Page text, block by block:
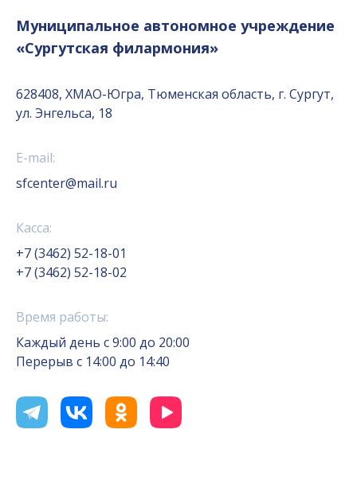
Муниципальное автономное учреждение
«Сургутская филармония»
628408, ХМАО-Югра, Тюменская область, г. Сургут,
ул. Энгельса, 18
E-mail:
sfcenter@mail.ru
Касса:
+7 (3462) 52-18-01
+7 (3462) 52-18-02
Время работы:
Каждый день с 9:00 до 20:00
Перерыв с 14:00 до 14:40